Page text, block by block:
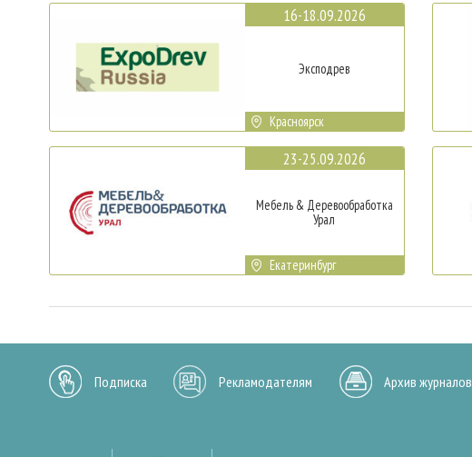
16-18.09.2026
Эксподрев
Красноярск
23-25.09.2026
Мебель & Деревообработка
Урал
Екатеринбург
Подписка Рекламодателям Архив журналов